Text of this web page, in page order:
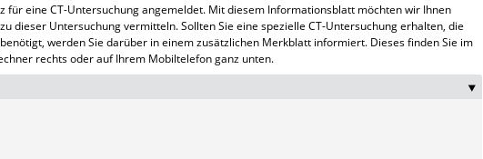
für eine CT-Untersuchung angemeldet. Mit diesem Informationsblatt möchten wir Ihnen
dieser Untersuchung vermitteln. Sollten Sie eine spezielle CT-Untersuchung erhalten, die
werden Sie darüber in einem zusätzlichen Merkblatt informiert. Dieses finden Sie im
rechts oder auf Ihrem Mobiltelefon ganz unten.
‣